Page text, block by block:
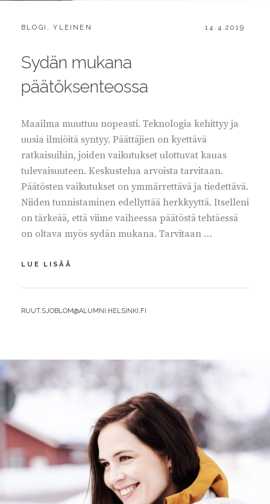
CATEGORIES:
BLOGI ,YLEINEN
POSTED
14.4.2019
Sydän mukana
päätöksenteossa
Maailma muuttuu nopeasti. Teknologia kehittyy ja
uusia ilmiöitä syntyy. Päättäjien on kyettävä
ratkaisuihin, joiden vaikutukset ulottuvat kauas
tulevaisuuteen. Keskustelua arvoista tarvitaan.
Päätösten vaikutukset on ymmärrettävä ja tiedettävä.
Niiden tunnistaminen edellyttää herkkyyttä. Itselleni
on tärkeää, että viime vaiheessa päätöstä tehtäessä
on oltava myös sydän mukana. Tarvitaan …
LUE LISÄÄ
PÄÄTÖKSENTEOSSA
BY
RUUT.SJOBLOM@ALUMNI.HELSINKI.FI